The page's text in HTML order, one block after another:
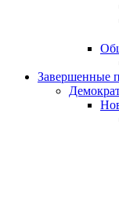
Завершенные